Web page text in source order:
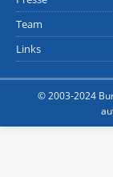
Team
Links
© 2003-2024